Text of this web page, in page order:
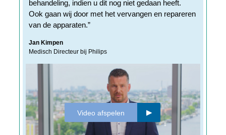
behandeling, indien u dit nog niet gedaan heeft.
Ook gaan wij door met het vervangen en repareren
van de apparaten.”
Jan Kimpen
Medisch Directeur bij Philips
Video afspelen